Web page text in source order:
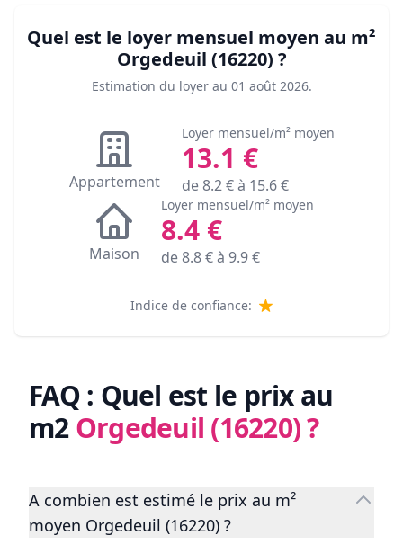
Quel est le loyer mensuel moyen au m²
Orgedeuil (16220) ?
Estimation du loyer au 01 août 2026.
Appartement
Loyer mensuel/m² moyen
13.1 €
de8.2€ à 15.6€
Maison
Loyer mensuel/m² moyen
8.4 €
de8.8€ à 9.9€
Indice de confiance:
FAQ : Quel est le prix au
m2Orgedeuil (16220)?
A combien est estimé le prix au m²
moyen Orgedeuil (16220) ?